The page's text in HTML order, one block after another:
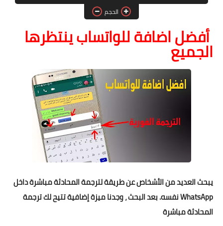
الصحة والجمال
موشن جرافيك
الحجم
أفضل اضافة للواتساب ينتظرها
الجميع
يبحث العديد من الأشخاص عن طريقة لترجمة المحادثة مباشرة داخل
WhatsApp نفسه. بعد البحث ، وجدنا ميزة إضافية تتيح لك ترجمة
المحادثة مباشرة